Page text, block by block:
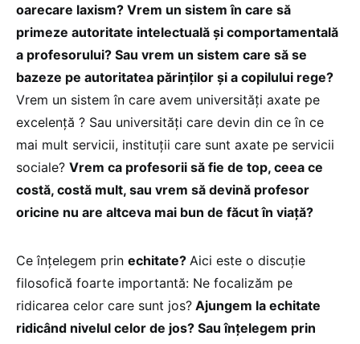
oarecare laxism? Vrem un sistem în care să
primeze autoritate intelectuală și comportamentală
a profesorului? Sau vrem un sistem care să se
bazeze pe autoritatea părinților și a copilului rege?
Vrem un sistem în care avem universități axate pe
excelență ? Sau universități care devin din ce în ce
mai mult servicii, instituții care sunt axate pe servicii
sociale? Vrem ca profesorii să fie de top, ceea ce
costă, costă mult, sau vrem să devină profesor
oricine nu are altceva mai bun de făcut în viață?
Ce înțelegem prin echitate? Aici este o discuție
filosofică foarte importantă: Ne focalizăm pe
ridicarea celor care sunt jos? Ajungem la echitate
ridicând nivelul celor de jos? Sau înțelegem prin